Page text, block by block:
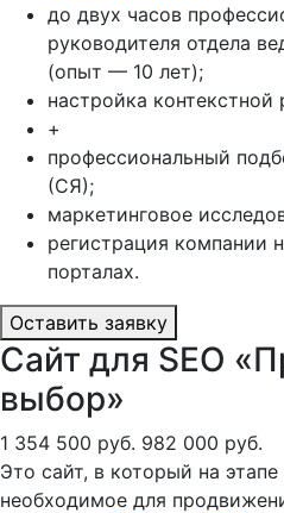
до двух часов
руководителя отдела
(опыт — 10 лет);
настройка контекстной
+
профессиональный
(СЯ);
маркетинговое
регистрация компании
порталах.
Оставить заявку
Сайт для SEO
выбор»
1 354 500 руб. 982 000 руб.
Это сайт, в который на
необходимое для